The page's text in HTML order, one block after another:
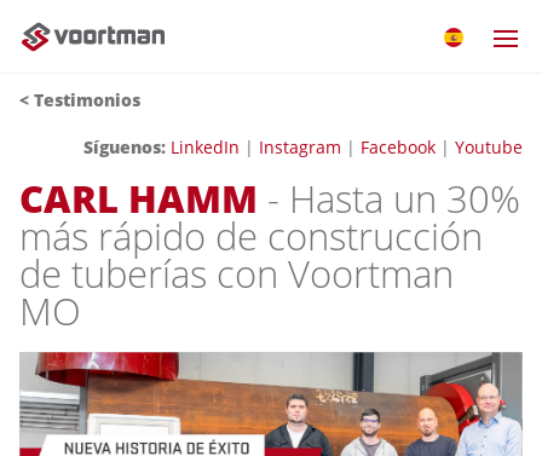
< Testimonios
Síguenos: LinkedIn | Instagram | Facebook | Youtube
CARL HAMM - Hasta un 30%
más rápido de construcción
de tuberías con Voortman
MO